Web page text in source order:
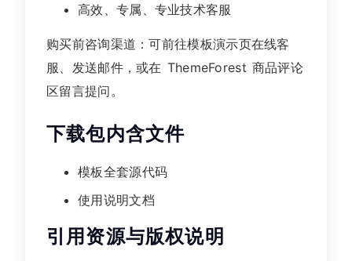
高效、专属、专业技术客服
购买前咨询渠道：可前往模板演示页在线客
服、发送邮件，或在 ThemeForest 商品评论
区留言提问。
下载包内含文件
模板全套源代码
使用说明文档
引用资源与版权说明